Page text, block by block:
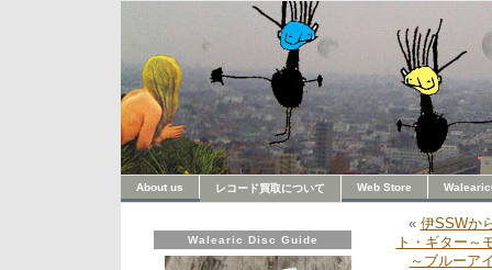
About us レコード買取について Web Store
« 伊SSWか
ト・ギター～
～ブルーア
Walearic Disc Guide